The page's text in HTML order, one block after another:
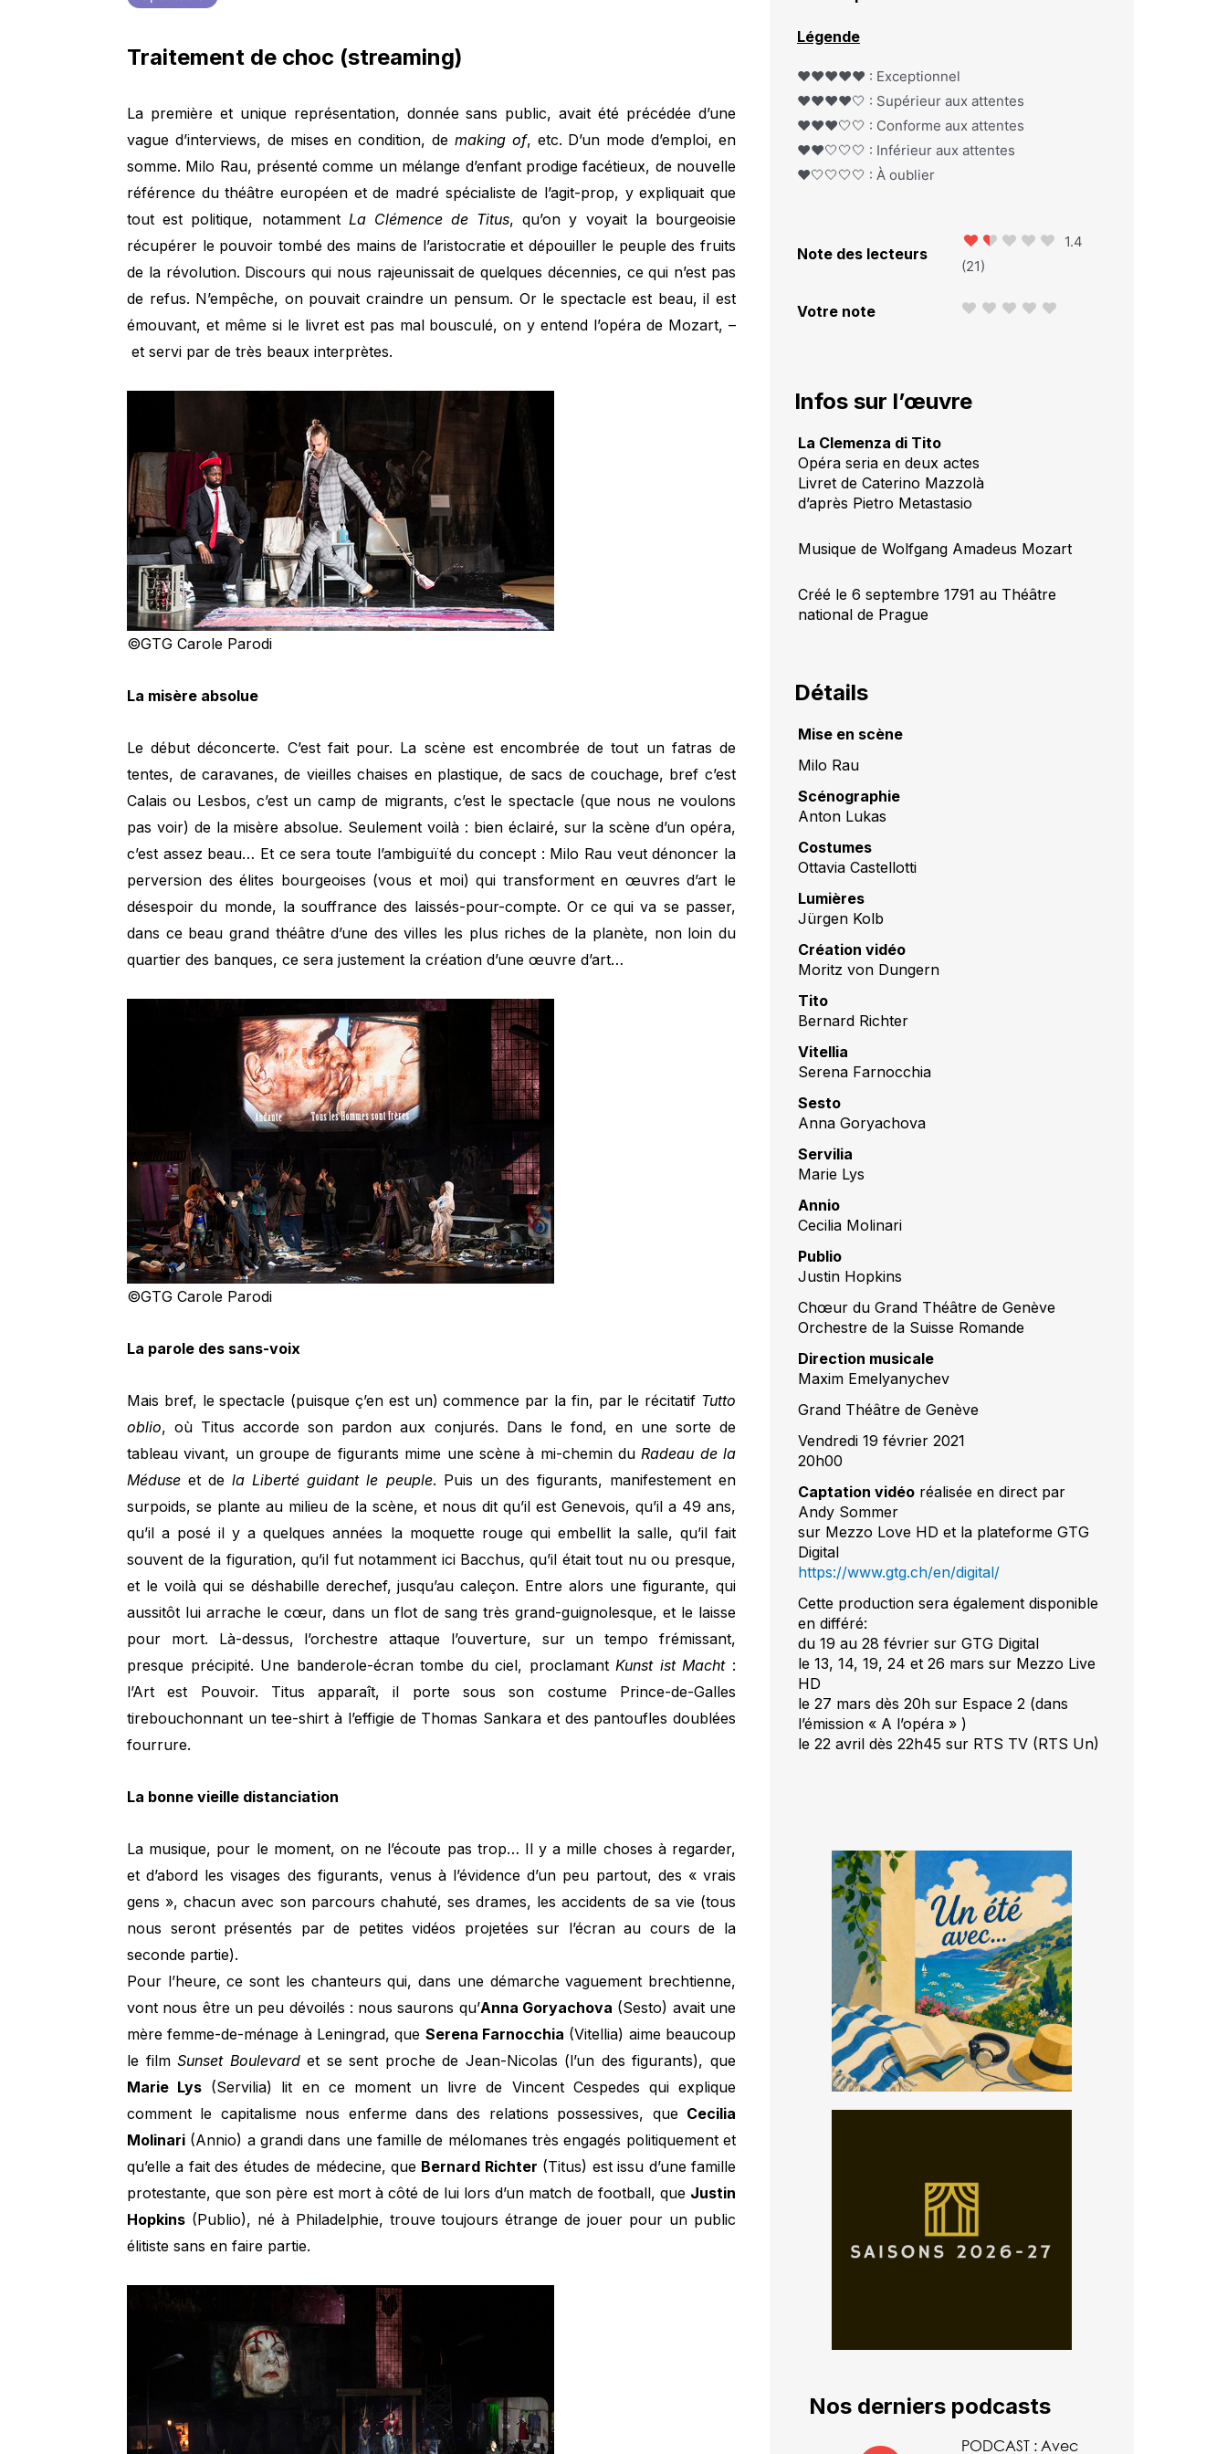
Traitement de choc (streaming)
La première et unique représentation, donnée sans public, avait été précédée d’une
vague d’interviews, de mises en condition, de making of, etc. D’un mode d’emploi, en
somme. Milo Rau, présenté comme un mélange d’enfant prodige facétieux, de nouvelle
référence du théâtre européen et de madré spécialiste de l’agit-prop, y expliquait que
tout est politique, notamment La Clémence de Titus, qu’on y voyait la bourgeoisie
récupérer le pouvoir tombé des mains de l’aristocratie et dépouiller le peuple des fruits
de la révolution. Discours qui nous rajeunissait de quelques décennies, ce qui n’est pas
de refus. N’empêche, on pouvait craindre un pensum. Or le spectacle est beau, il est
émouvant, et même si le livret est pas mal bousculé, on y entend l’opéra de Mozart, –
et servi par de très beaux interprètes.
©GTG Carole Parodi
La misère absolue
Le début déconcerte. C’est fait pour. La scène est encombrée de tout un fatras de
tentes, de caravanes, de vieilles chaises en plastique, de sacs de couchage, bref c’est
Calais ou Lesbos, c’est un camp de migrants, c’est le spectacle (que nous ne voulons
pas voir) de la misère absolue. Seulement voilà : bien éclairé, sur la scène d’un opéra,
c’est assez beau… Et ce sera toute l’ambiguïté du concept : Milo Rau veut dénoncer la
perversion des élites bourgeoises (vous et moi) qui transforment en œuvres d’art le
désespoir du monde, la souffrance des laissés-pour-compte. Or ce qui va se passer,
dans ce beau grand théâtre d’une des villes les plus riches de la planète, non loin du
quartier des banques, ce sera justement la création d’une œuvre d’art…
©GTG Carole Parodi
La parole des sans-voix
Mais bref, le spectacle (puisque ç’en est un) commence par la fin, par le récitatif Tutto
oblio, où Titus accorde son pardon aux conjurés. Dans le fond, en une sorte de
tableau vivant, un groupe de figurants mime une scène à mi-chemin duRadeau de la
Méduse et dela Liberté guidant le peuple. Puis un des figurants, manifestement en
surpoids, se plante au milieu de la scène, et nous dit qu’il est Genevois, qu’il a 49 ans,
qu’il a posé il y a quelques années la moquette rouge qui embellit la salle, qu’il fait
souvent de la figuration, qu’il fut notamment ici Bacchus, qu’il était tout nu ou presque,
et le voilà qui se déshabille derechef, jusqu’au caleçon. Entre alors une figurante, qui
aussitôt lui arrache le cœur, dans un flot de sang très grand-guignolesque, et le laisse
pour mort. Là-dessus, l’orchestre attaque l’ouverture, sur un tempo frémissant,
presque précipité. Une banderole-écran tombe du ciel, proclamantKunst ist Macht:
l’Art est Pouvoir. Titus apparaît, il porte sous son costume Prince-de-Galles
tirebouchonnant un tee-shirt à l’effigie de Thomas Sankara et des pantoufles doublées
fourrure.
La bonne vieille distanciation
La musique, pour le moment, on ne l’écoute pas trop… Il y a mille choses à regarder,
et d’abord les visages des figurants, venus à l’évidence d’un peu partout, des « vrais
gens », chacun avec son parcours chahuté, ses drames, les accidents de sa vie (tous
nous seront présentés par de petites vidéos projetées sur l’écran au cours de la
seconde partie).
Pour l’heure, ce sont les chanteurs qui, dans une démarche vaguement brechtienne,
vont nous être un peu dévoilés : nous saurons qu’Anna Goryachova (Sesto) avait une
mère femme-de-ménage à Leningrad, que Serena Farnocchia (Vitellia) aime beaucoup
le filmSunset Boulevardet se sent proche de Jean-Nicolas (l’un des figurants), que
Marie Lys (Servilia) lit en ce moment un livre de Vincent Cespedes qui explique
comment le capitalisme nous enferme dans des relations possessives, que Cecilia
Molinari (Annio) a grandi dans une famille de mélomanes très engagés politiquement et
qu’elle a fait des études de médecine, que Bernard Richter (Titus) est issu d’une famille
protestante, que son père est mort à côté de lui lors d’un match de football, que Justin
Hopkins (Publio), né à Philadelphie, trouve toujours étrange de jouer pour un public
élitiste sans en faire partie.
Légende
❤️❤️❤️❤️❤️ : Exceptionnel
❤️❤️❤️❤️🤍 : Supérieur aux attentes
❤️❤️❤️🤍🤍 : Conforme aux attentes
❤️❤️🤍🤍🤍 : Inférieur aux attentes
❤️🤍🤍🤍🤍 : À oublier
Note des lecteurs
1.4
(21)
Votre note
Infos sur l’œuvre
La Clemenza di Tito
Opéra seria en deux actes
Livret de Caterino Mazzolà
d’après Pietro Metastasio
Musique de Wolfgang Amadeus Mozart
Créé le 6 septembre 1791 au Théâtre
national de Prague
Détails
Mise en scène
Milo Rau
Scénographie
Anton Lukas
Costumes
Ottavia Castellotti
Lumières
Jürgen Kolb
Création vidéo
Moritz von Dungern
Tito
Bernard Richter
Vitellia
Serena Farnocchia
Sesto
Anna Goryachova
Servilia
Marie Lys
Annio
Cecilia Molinari
Publio
Justin Hopkins
Chœur du Grand Théâtre de Genève
Orchestre de la Suisse Romande
Direction musicale
Maxim Emelyanychev
Grand Théâtre de Genève
Vendredi 19 février 2021
20h00
Captation vidéoréalisée en direct par
Andy Sommer
sur Mezzo Love HD et la plateforme GTG
Digital
https://www.gtg.ch/en/digital/
Cette production sera également disponible
en différé:
du 19 au 28 février sur GTG Digital
le 13, 14, 19, 24 et 26 mars sur Mezzo Live
HD
le 27 mars dès 20h sur Espace 2 (dans
l’émission « A l’opéra » )
le 22 avril dès 22h45 sur RTS TV (RTS Un)
Nos derniers podcasts
PODCAST : Avec